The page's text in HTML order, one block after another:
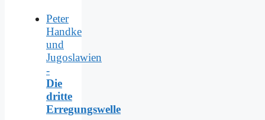
Peter
Handke
und
Jugoslawien
-
Die
dritte
Erregungswelle